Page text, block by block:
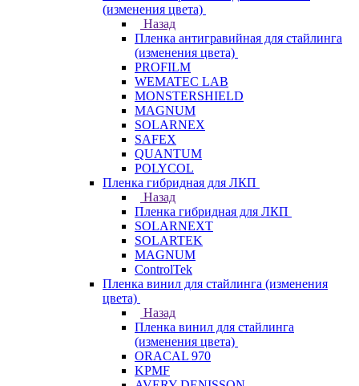
(изменения цвета)
Назад
Пленка антигравийная для стайлинга
(изменения цвета)
PROFILM
WEMATEC LAB
MONSTERSHIELD
MAGNUM
SOLARNEX
SAFEX
QUANTUM
POLYCOL
Пленка гибридная для ЛКП
Назад
Пленка гибридная для ЛКП
SOLARNEXT
SOLARTEK
MAGNUM
ControlTek
Пленка винил для стайлинга (изменения
цвета)
Назад
Пленка винил для стайлинга
(изменения цвета)
ORACAL 970
KPMF